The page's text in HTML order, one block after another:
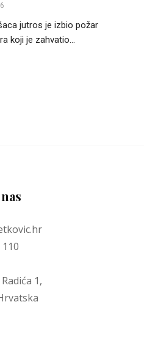
jutros je izbio požar
koji je zahvatio...
1,